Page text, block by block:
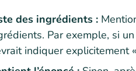
des ingrédients :
Par exemple, si
indiquer explicitement